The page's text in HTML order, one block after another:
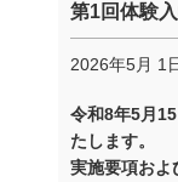
第1回体験
2026年5月 1
令和8年5月
たします。
実施要項およ